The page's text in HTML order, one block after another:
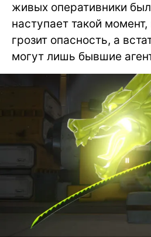
живых оперативники
наступает такой
грозит опасность, а
могут лишь бывшие